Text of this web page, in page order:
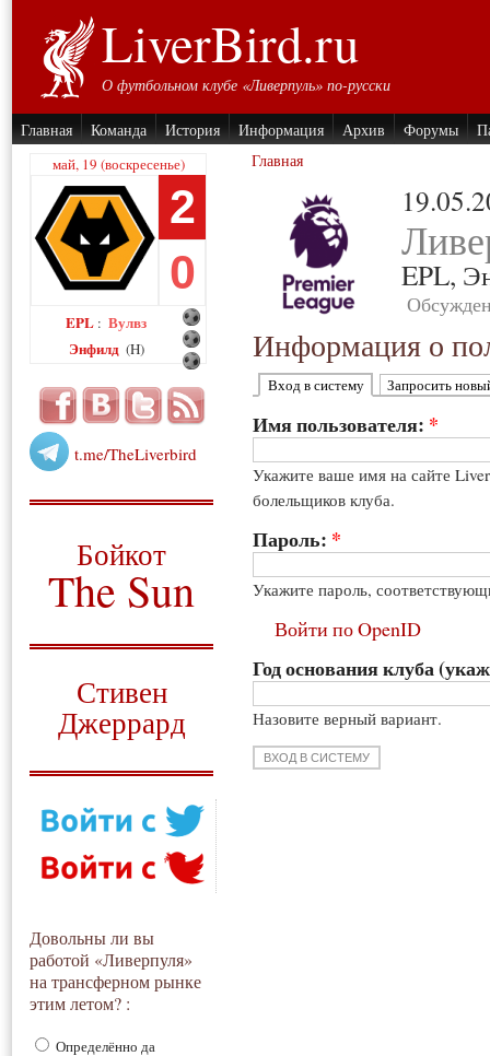
LiverBird.ru
О футбольном клубе «Ливерпуль» по-русски
Главная Команда История Информация Архив Форумы
май, 19 (воскресенье)
2
0
EPL : Вулвз
Энфилд (H)
t.me/TheLiverbird
Бойкот
The Sun
Стивен
Джеррард
Довольны ли вы
работой «Ливерпуля»
на трансферном рынке
этим летом? :
Определённо да
Главная
EPL,
Информация о
Вход в систему Запросить
Имя пользователя: *
Укажите ваше имя на сайте
болельщиков клуба.
Пароль: *
Укажите пароль,
Войти по OpenID
Год основания клуба
Назовите верный вариант.